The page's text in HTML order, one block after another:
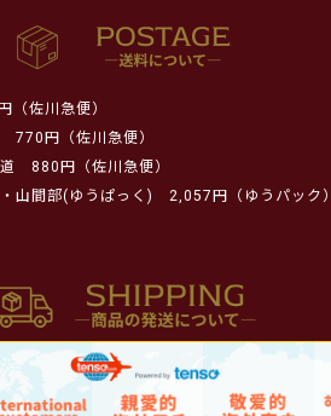
（佐川急便）
770円（佐川急便）
880円（佐川急便）
山間部(ゆうぱっく)
2,057円（ゆうパック）